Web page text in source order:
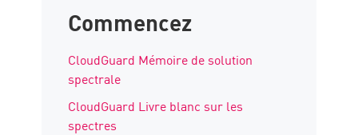
Commencez
CloudGuard Mémoire de solution
spectrale
CloudGuard Livre blanc sur les
spectres